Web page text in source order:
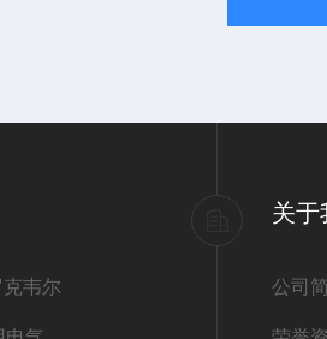
韦尔
关于
公司